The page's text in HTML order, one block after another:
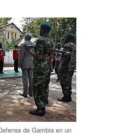
de Gambia en un